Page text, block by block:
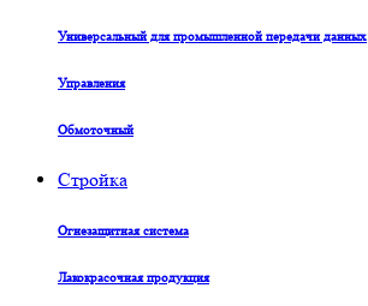
Универсальный для промышленной передачи данных
Управления
Обмоточный
Стройка
Огнезащитная система
Лакокрасочная продукция